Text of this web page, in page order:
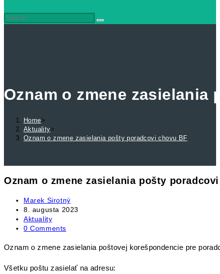
Oznam o zmene
Home>
Aktuality>
Oznam o zmene zasielania pošty poradcovi chovu BF
Oznam o zmene zasielania pošty
Post
author:
Marek Sirotný
Post
published:
8. augusta 2023
Post
category:
Aktuality
Post
0 Comments
Oznam o zmene zasielania poštovej korešpondencie pre
Všetku poštu zasielať na adresu: